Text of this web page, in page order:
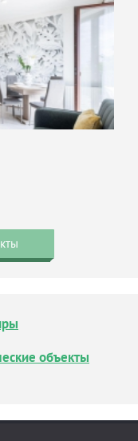
объекты